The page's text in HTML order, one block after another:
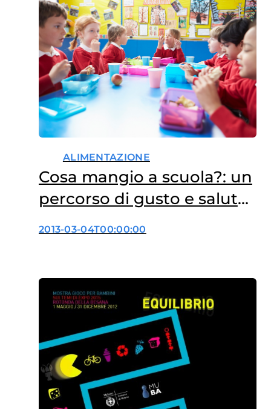
ALIMENTAZIONE
Cosa mangio a scuola?: un
percorso di gusto e salute
per i bambini
2013-03-04T00:00:00